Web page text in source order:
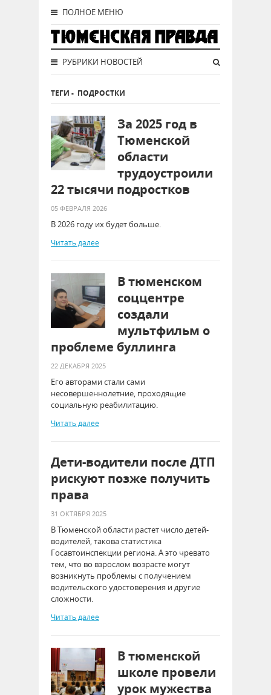
ПОЛНОЕ МЕНЮ
РУБРИКИ НОВОСТЕЙ
ТЕГИ - ПОДРОСТКИ
За 2025 год в
Тюменской
области
трудоустроили
22 тысячи подростков
05 ФЕВРАЛЯ 2026
В 2026 году их будет больше.
Читать далее
В тюменском
соццентре
создали
мультфильм о
проблеме буллинга
22 ДЕКАБРЯ 2025
Его авторами стали сами
несовершеннолетние, проходящие
социальную реабилитацию.
Читать далее
Дети‑водители после ДТП
рискуют позже получить
права
31 ОКТЯБРЯ 2025
В Тюменской области растет число детей-
водителей, такова статистика
Госавтоинспекции региона. А это чревато
тем, что во взрослом возрасте могут
возникнуть проблемы с получением
водительского удостоверения и другие
сложности.
Читать далее
В тюменской
школе провели
урок мужества